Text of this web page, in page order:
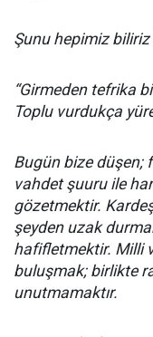
Şunu hepimiz biliriz
“Girmeden tefrika
Toplu vurdukça
Bugün bize düşen;
vahdet şuuru ile
gözetmektir.
şeyden uzak
hafifletmektir. Milli
buluşmak; birlikte
unutmamaktır.